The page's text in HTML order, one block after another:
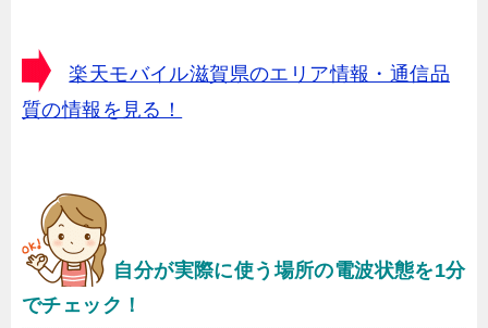
楽天モバイル滋賀県のエリア情報・通信品
質の情報を見る！
自分が実際に使う場所の電波状態を1分
でチェック！